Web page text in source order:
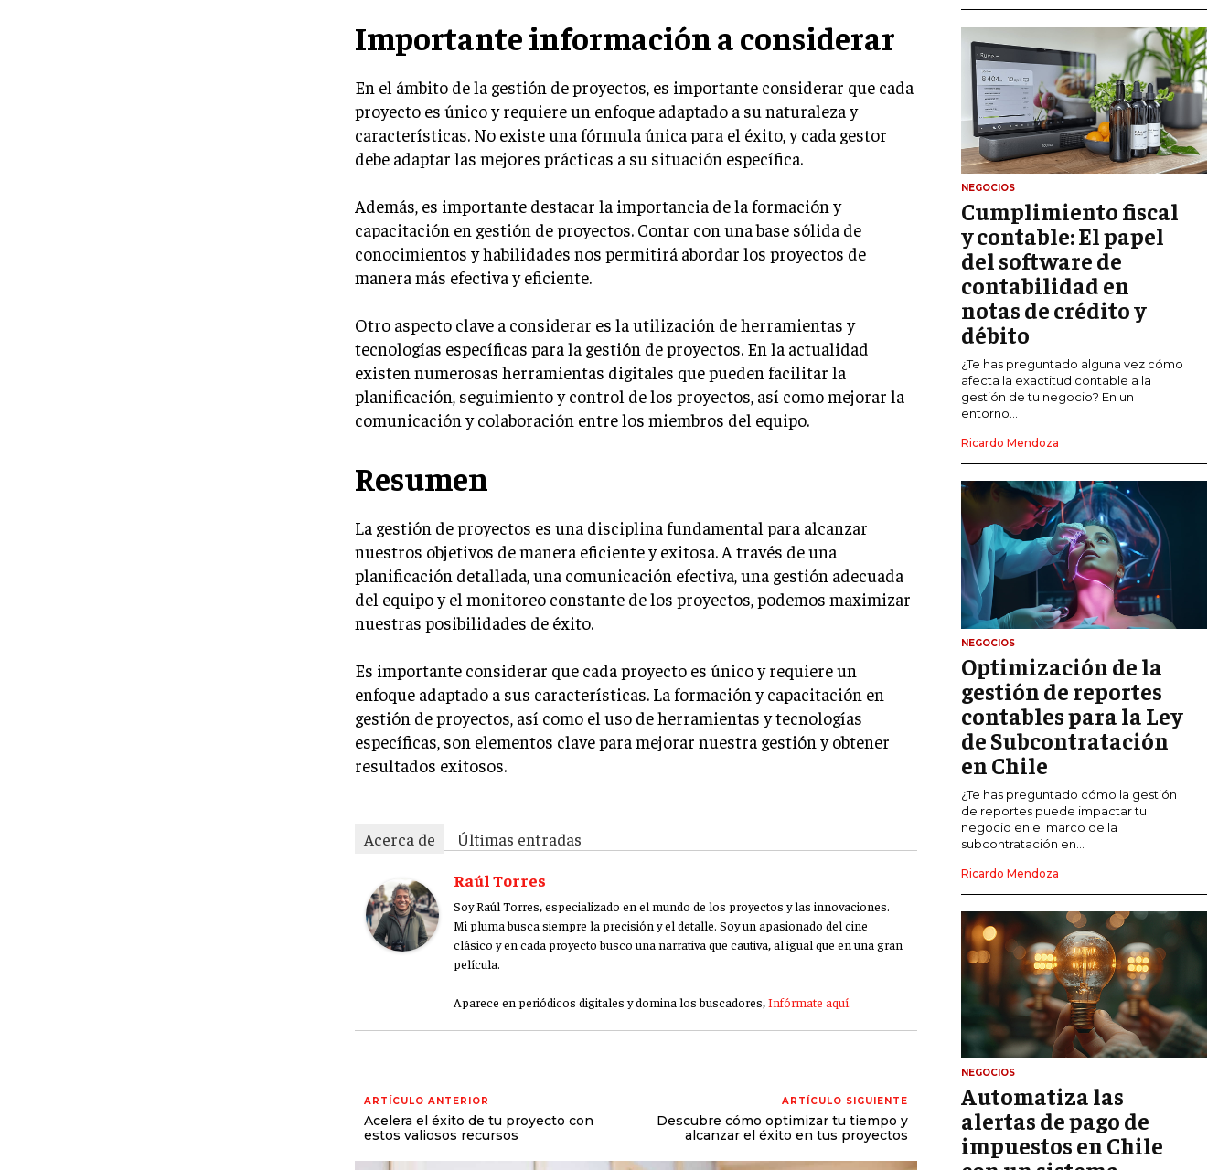
NEGOCIACIÓN Y RESOLUCIÓN DE
CONFLICTOS
DERECHO EMPRESARIAL Y
REGULACIONES
ÉXITO EMPRESARIAL Y CASOS DE
ESTUDIO
GOBIERNO CORPORATIVO
NEGOCIOS
ESTRATEGIAS DE NEGOCIOS
MARKETING B2B
MARKETING B2C
FRANQUICIAS
MARKETING DE INFLUENCERS
E-COMMERCE
GESTIÓN DE CRISIS EMPRESARIALES
EMPRESAS Y STARTUPS TECNOLÓGICAS
GESTIÓN DE LA EXPERIENCIA DEL
CLIENTE
PROYECTOS
GESTIÓN DE PROYECTOS
GESTIÓN DE OPERACIONES Y CADENA
DE SUMINISTRO
LOGÍSTICA EMPRESARIAL
CALIDAD Y MEJORA CONTINUA
TALENTOS
TALENTO
RECLUTAMIENTO Y SELECCIÓN
DESARROLLO DE PERSONAL
GESTIÓN DEL DESEMPEÑO
CULTURA Y CLIMA ORGANIZACIONAL
ÉTICA EMPRESARIAL Y
RESPONSABILIDAD SOCIAL
BLOG
Importante información a considerar
En el ámbito de la gestión de proyectos, es importante considerar que cada
proyecto es único y requiere un enfoque adaptado a su naturaleza y
características. No existe una fórmula única para el éxito, y cada gestor
debe adaptar las mejores prácticas a su situación específica.
Además, es importante destacar la importancia de la formación y
capacitación en gestión de proyectos. Contar con una base sólida de
conocimientos y habilidades nos permitirá abordar los proyectos de
manera más efectiva y eficiente.
Otro aspecto clave a considerar es la utilización de herramientas y
tecnologías específicas para la gestión de proyectos. En la actualidad
existen numerosas herramientas digitales que pueden facilitar la
planificación, seguimiento y control de los proyectos, así como mejorar la
comunicación y colaboración entre los miembros del equipo.
Resumen
La gestión de proyectos es una disciplina fundamental para alcanzar
nuestros objetivos de manera eficiente y exitosa. A través de una
planificación detallada, una comunicación efectiva, una gestión adecuada
del equipo y el monitoreo constante de los proyectos, podemos maximizar
nuestras posibilidades de éxito.
Es importante considerar que cada proyecto es único y requiere un
enfoque adaptado a sus características. La formación y capacitación en
gestión de proyectos, así como el uso de herramientas y tecnologías
específicas, son elementos clave para mejorar nuestra gestión y obtener
resultados exitosos.
Acerca de
Últimas entradas
Raúl Torres
Soy Raúl Torres, especializado en el mundo de los proyectos y las innovaciones.
Mi pluma busca siempre la precisión y el detalle. Soy un apasionado del cine
clásico y en cada proyecto busco una narrativa que cautiva, al igual que en una gran
película.
Aparece en periódicos digitales y domina los buscadores,Infórmate aquí.
ARTÍCULO ANTERIOR
Acelera el éxito de tu proyecto con
estos valiosos recursos
ARTÍCULO SIGUIENTE
Descubre cómo optimizar tu tiempo y
alcanzar el éxito en tus proyectos
NEGOCIOS
Cumplimiento fiscal
y contable: El papel
del software de
contabilidad en
notas de crédito y
débito
¿Te has preguntado alguna vez cómo
afecta la exactitud contable a la
gestión de tu negocio? En un
entorno...
Ricardo Mendoza
NEGOCIOS
Optimización de la
gestión de reportes
contables para la Ley
de Subcontratación
en Chile
¿Te has preguntado cómo la gestión
de reportes puede impactar tu
negocio en el marco de la
subcontratación en...
Ricardo Mendoza
NEGOCIOS
Automatiza las
alertas de pago de
impuestos en Chile